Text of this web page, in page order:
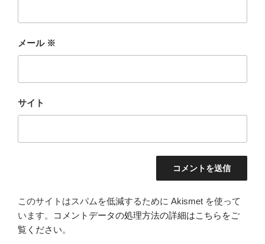
メール ※
サイト
このサイトはスパムを低減するために Akismet を使って
います。
コメントデータの処理方法の詳細はこちらをご
覧ください。